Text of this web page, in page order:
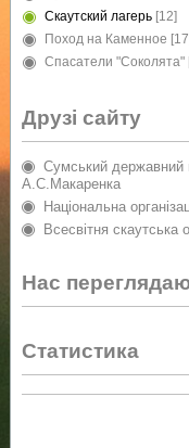
Скаутский лагерь [12]
Поход на Каменное
Спасатели "Соколята"
Друзі сайту
Сумський державний
А.С.Макаренка
Національна
Всесвітня скаутська
Нас
Статистика